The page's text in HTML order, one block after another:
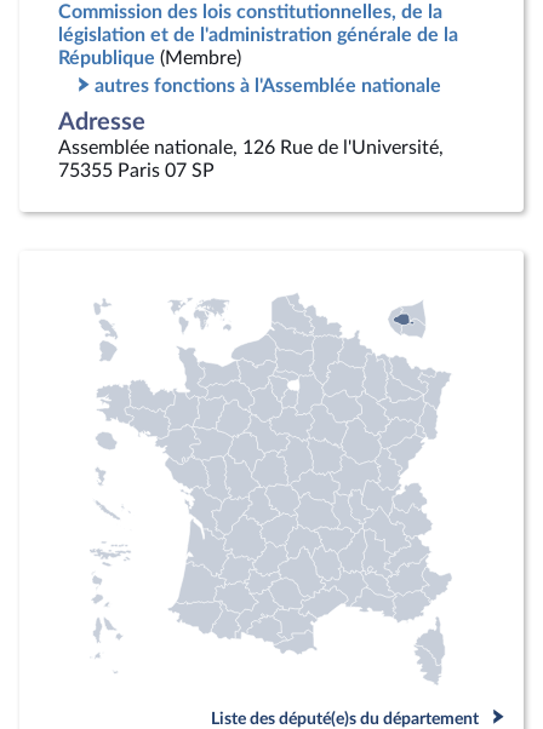
Commission des lois constitutionnelles, de la
législation et de l'administration générale de la
République (Membre)
autres fonctions à l'Assemblée nationale
Adresse
Assemblée nationale, 126 Rue de l'Université,
75355 Paris 07 SP
Liste des député(e)s du département